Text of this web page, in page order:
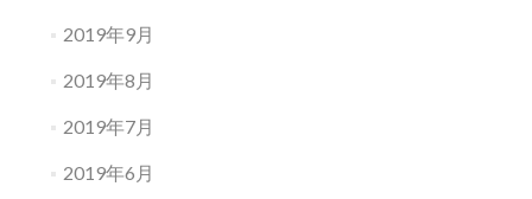
2019年9月
2019年8月
2019年7月
2019年6月